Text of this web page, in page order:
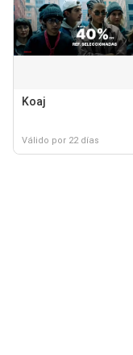
Koaj
Válido por 22 días